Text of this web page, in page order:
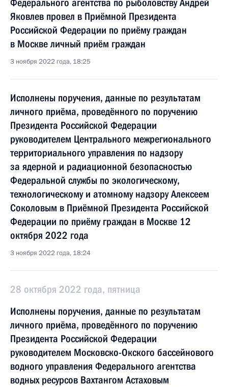
Федерального агентства по рыболовству Андрей
Яковлев провел в Приёмной Президента
Российской Федерации по приёму граждан
в Москве личный приём граждан
3 ноября 2022 года, 18:25
Исполнены поручения, данные по результатам
личного приёма, проведённого по поручению
Президента Российской Федерации
руководителем Центрального межрегионального
территориального управления по надзору
за ядерной и радиационной безопасностью
Федеральной службы по экологическому,
технологическому и атомному надзору Алексеем
Соколовым в Приёмной Президента Российской
Федерации по приёму граждан в Москве 12
октября 2022 года
3 ноября 2022 года, 18:24
28 октября 2022 года, пятница
Исполнены поручения, данные по результатам
личного приёма, проведённого по поручению
Президента Российской Федерации
руководителем Московско-Окского бассейнового
водного управления Федерального агентства
водных ресурсов Вахтангом Астаховым